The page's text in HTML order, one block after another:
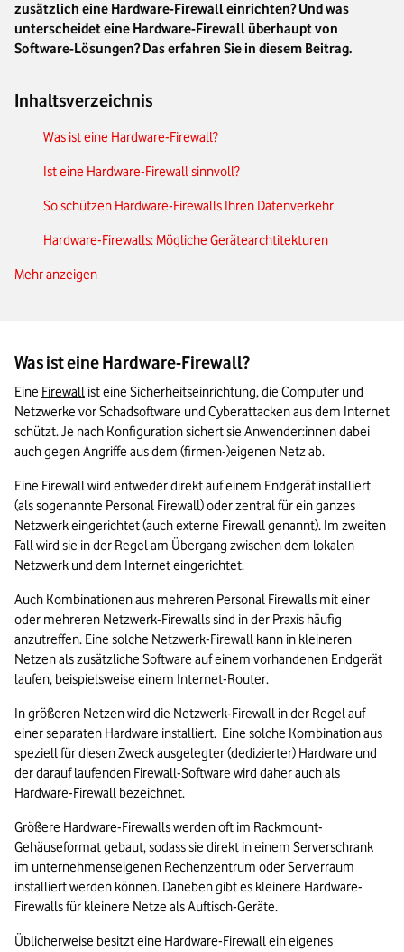
zusätzlich eine Hardware-Firewall einrichten? Und was
unterscheidet eine Hardware-Firewall überhaupt von
Software-Lösungen? Das erfahren Sie in diesem Beitrag.
Inhaltsverzeichnis
Was ist eine Hardware-Firewall?
Ist eine Hardware-Firewall sinnvoll?
So schützen Hardware-Firewalls Ihren Datenverkehr
Hardware-Firewalls: Mögliche Gerätearchtitekturen
Die Vorteile von Hardware-Firewalls im Überblick
Router-Varianten/„Router mit Hardware-Firewall“
Externe/Edge-Firewall & Platzierung
Das Wichtigste zu Hardware-Firewalls in Kürze
Mehr anzeigen
Was ist eine Hardware-Firewall?
Eine Firewall ist eine Sicherheitseinrichtung, die Computer und
Netzwerke vor Schadsoftware und Cyberattacken aus dem Internet
schützt. Je nach Konfiguration sichert sie Anwender:innen dabei
auch gegen Angriffe aus dem (firmen-)eigenen Netz ab.
Eine Firewall wird entweder direkt auf einem Endgerät installiert
(als sogenannte Personal Firewall) oder zentral für ein ganzes
Netzwerk eingerichtet (auch externe Firewall genannt). Im zweiten
Fall wird sie in der Regel am Übergang zwischen dem lokalen
Netzwerk und dem Internet eingerichtet.
Auch Kombinationen aus mehreren Personal Firewalls mit einer
oder mehreren Netzwerk-Firewalls sind in der Praxis häufig
anzutreffen. Eine solche Netzwerk-Firewall kann in kleineren
Netzen als zusätzliche Software auf einem vorhandenen Endgerät
laufen, beispielsweise einem Internet-Router.
In größeren Netzen wird die Netzwerk-Firewall in der Regel auf
einer separaten Hardware installiert.  Eine solche Kombination aus
speziell für diesen Zweck ausgelegter (dedizierter) Hardware und
der darauf laufenden Firewall-Software wird daher auch als
Hardware-Firewall bezeichnet.
Größere Hardware-Firewalls werden oft im Rackmount-
Gehäuseformat gebaut, sodass sie direkt in einem Serverschrank
im unternehmenseigenen Rechenzentrum oder Serverraum
installiert werden können. Daneben gibt es kleinere Hardware-
Firewalls für kleinere Netze als Auftisch-Geräte.
Üblicherweise besitzt eine Hardware-Firewall ein eigenes